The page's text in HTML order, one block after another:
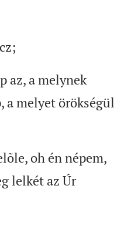
az, a melynek
a melyet örökségül
oh én népem,
lelkét az Úr